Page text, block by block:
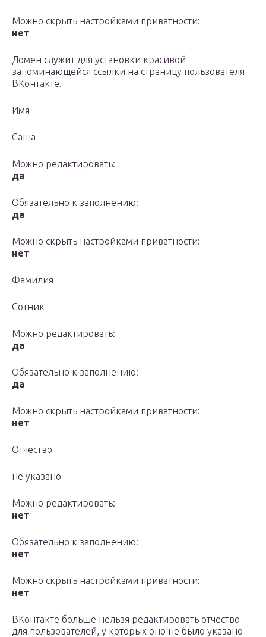
Можно скрыть настройками приватности:
нет
Домен служит для установки красивой
запоминающейся ссылки на страницу пользователя
ВКонтакте.
Имя
Саша
Можно редактировать:
да
Обязательно к заполнению:
да
Можно скрыть настройками приватности:
нет
Фамилия
Сотник
Можно редактировать:
да
Обязательно к заполнению:
да
Можно скрыть настройками приватности:
нет
Отчество
не указано
Можно редактировать:
нет
Обязательно к заполнению:
нет
Можно скрыть настройками приватности:
нет
ВКонтакте больше нельзя редактировать отчество
для пользователей, у которых оно не было указано